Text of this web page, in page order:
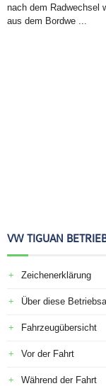
nach dem Radwechsel
aus dem Bordwe ...
VW TIGUAN
Zeichenerklärung
Über diese
Fahrzeugübersicht
Vor der Fahrt
Während der Fahrt